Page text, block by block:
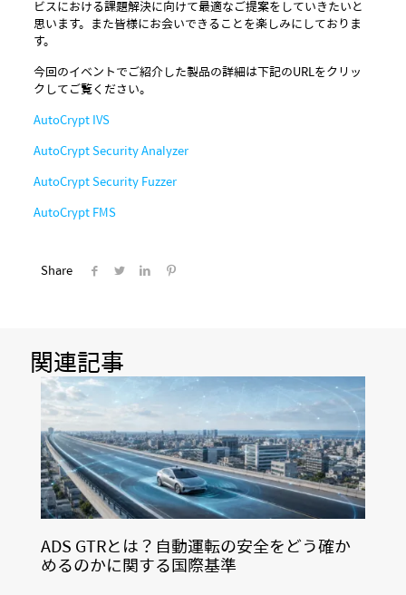
ビスにおける課題解決に向けて最適なご提案をしていきたいと
思います。 また皆様にお会いできることを楽しみにしておりま
す。
今回のイベントでご紹介した製品の詳細は下記のURLをクリッ
クしてご覧ください。
AutoCrypt IVS
AutoCrypt Security Analyzer
AutoCrypt Security Fuzzer
AutoCrypt FMS
Share
関連記事
ADS GTRとは？自動運転の安全をどう確か
めるのかに関する国際基準